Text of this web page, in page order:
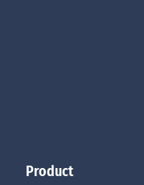
Product